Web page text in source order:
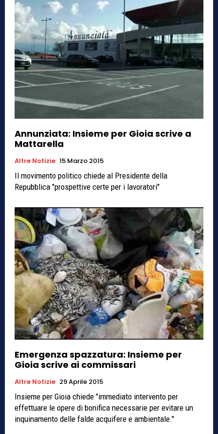
Annunziata: Insieme per Gioia scrive a
Mattarella
Altre Notizie 15 Marzo 2015
Il movimento politico chiede al Presidente della
Repubblica "prospettive certe per i lavoratori"
Emergenza spazzatura: Insieme per
Gioia scrive ai commissari
Altre Notizie 29 Aprile 2015
Insieme per Gioia chiede "immediato intervento per
effettuare le opere di bonifica necessarie per evitare un
inquinamento delle falde acquifere e ambientale."